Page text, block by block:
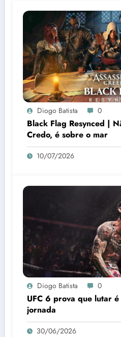
Diogo Batista 0
Black Flag Resynced |
Credo, é sobre o mar
10/07/2026
Diogo Batista 0
UFC 6 prova que lutar
jornada
30/06/2026